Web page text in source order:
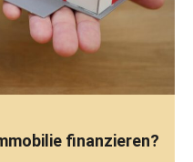
finanzieren?